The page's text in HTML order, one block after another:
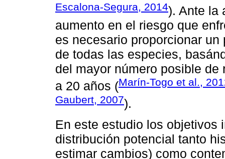
Escalona-Segura, 2014). Ante la
aumento en el riesgo que
es necesario proporcionar
de todas las especies,
del mayor número posible
a 20 años (Marín-Togo et al.,
Gaubert, 2007).
En este estudio los objetivos
distribución potencial tanto
estimar cambios) como